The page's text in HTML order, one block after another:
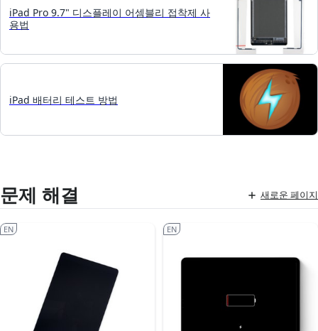
iPad Pro 9.7" 디스플레이 어셈블리 접착제 사
용법
iPad 배터리 테스트 방법
문제 해결 새로운 페이지
EN EN